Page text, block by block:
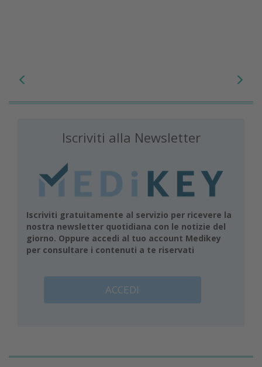
Iscriviti alla Newsletter
Iscriviti gratuitamente al servizio per ricevere la
nostra newsletter quotidiana con le notizie del
giorno. Oppure accedi al tuo account Medikey
per consultare i contenuti a te riservati
ACCEDI